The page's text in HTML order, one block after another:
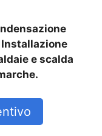
e scalda